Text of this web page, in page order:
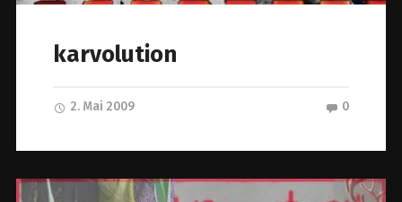
karvolution
2. Mai 2009 0